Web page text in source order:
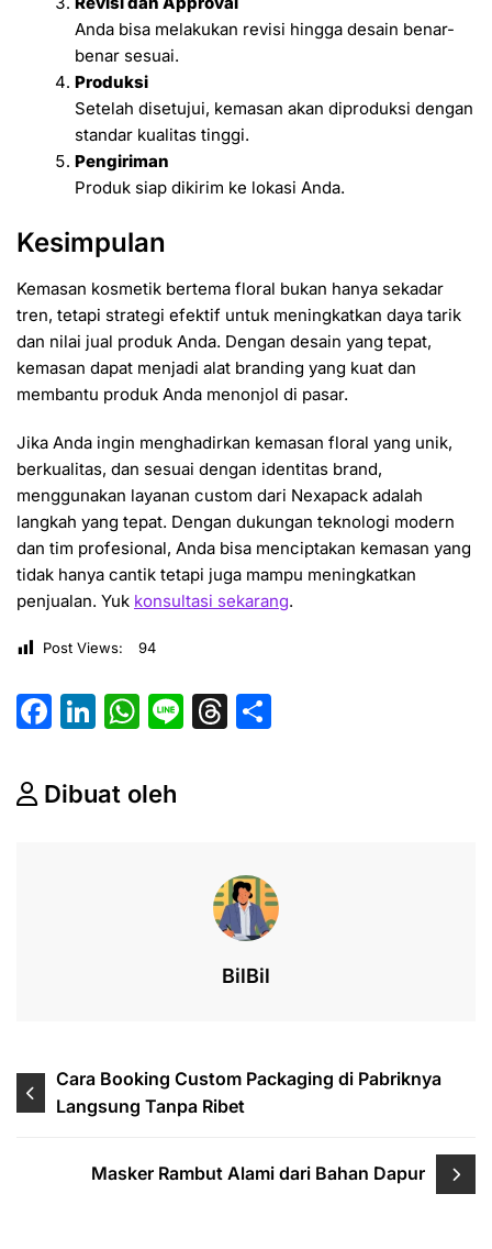
Anda bisa melakukan revisi hingga desain benar-
benar sesuai.
Produksi
Setelah disetujui, kemasan akan diproduksi dengan
standar kualitas tinggi.
Pengiriman
Produk siap dikirim ke lokasi Anda.
Kesimpulan
Kemasan kosmetik bertema floral bukan hanya sekadar
tren, tetapi strategi efektif untuk meningkatkan daya tarik
dan nilai jual produk Anda. Dengan desain yang tepat,
kemasan dapat menjadi alat branding yang kuat dan
membantu produk Anda menonjol di pasar.
Jika Anda ingin menghadirkan kemasan floral yang unik,
berkualitas, dan sesuai dengan identitas brand,
menggunakan layanan custom dari Nexapack adalah
langkah yang tepat. Dengan dukungan teknologi modern
dan tim profesional, Anda bisa menciptakan kemasan yang
tidak hanya cantik tetapi juga mampu meningkatkan
penjualan. Yuk konsultasi sekarang.
Post Views: 94
F
c
e
Li
k
e
W
at
s
Li T
s
Dibuat oleh
BilBil
Post
navigation
Cara Booking Custom Packaging di Pabriknya
Langsung Tanpa Ribet
Masker Rambut Alami dari Bahan Dapur